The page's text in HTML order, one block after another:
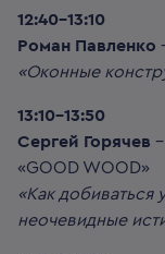
12:40-13:10
Роман Павленко
«Оконные
13:10-13:50
Сергей Горячев
«GOOD WOOD»
«Как
неочевидные